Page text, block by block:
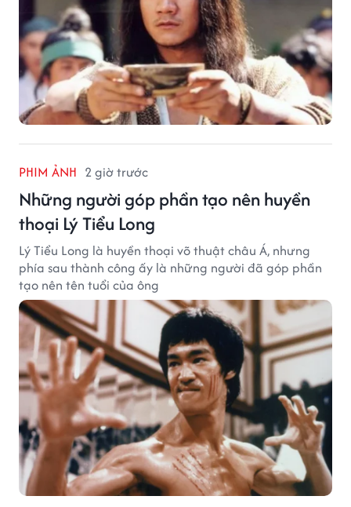
PHIM ẢNH 2 giờ trước
Những người góp phần tạo nên huyền
thoại Lý Tiểu Long
Lý Tiểu Long là huyền thoại võ thuật châu Á, nhưng
phía sau thành công ấy là những người đã góp phần
tạo nên tên tuổi của ông